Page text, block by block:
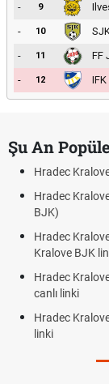
-
9
-
10
-
11 FF
-
12
Şu An
Hradec
Hradec
BJK)
Hradec
Kralove BJK
Hradec
canlı linki
Hradec
linki